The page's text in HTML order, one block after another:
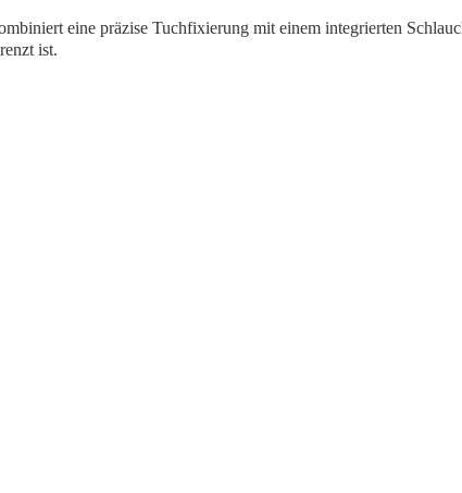
eine präzise Tuchfixierung mit einem integrierten
ist.